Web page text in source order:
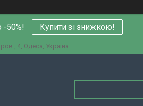
-50%! Купити зi знижкою!
4, Одеса, Україна